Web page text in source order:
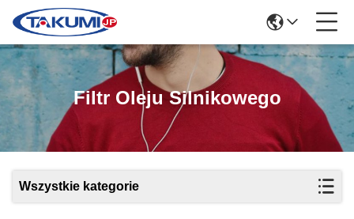
Filtr Oleju Silnikowego
Wszystkie kategorie